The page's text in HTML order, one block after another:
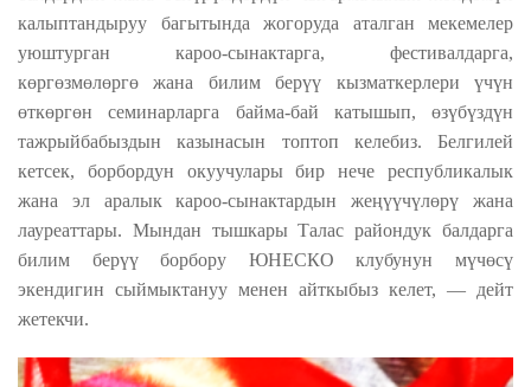
калыптандыруу багытында жогоруда аталган мекемелер
уюштурган кароо-сынактарга, фестивалдарга,
көргөзмөлөргө жана билим берүү кызматкерлери үчүн
өткөргөн семинарларга байма-бай катышып, өзүбүздүн
тажрыйбабыздын казынасын топтоп келебиз. Белгилей
кетсек, борбордун окуучулары бир нече республикалык
жана эл аралык кароо-сынактардын жеңүүчүлөрү жана
лауреаттары. Мындан тышкары Талас райондук балдарга
билим берүү борбору ЮНЕСКО клубунун мүчөсү
экендигин сыймыктануу менен айткыбыз келет, — дейт
жетекчи.